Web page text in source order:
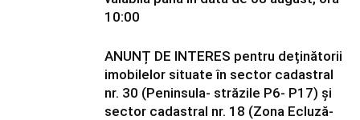
10:00
ANUNȚ DE INTERES pentru deținătorii
imobilelor situate în sector cadastral
nr. 30 (Peninsula- străzile P6- P17) și
sector cadastral nr. 18 (Zona Ecluză-